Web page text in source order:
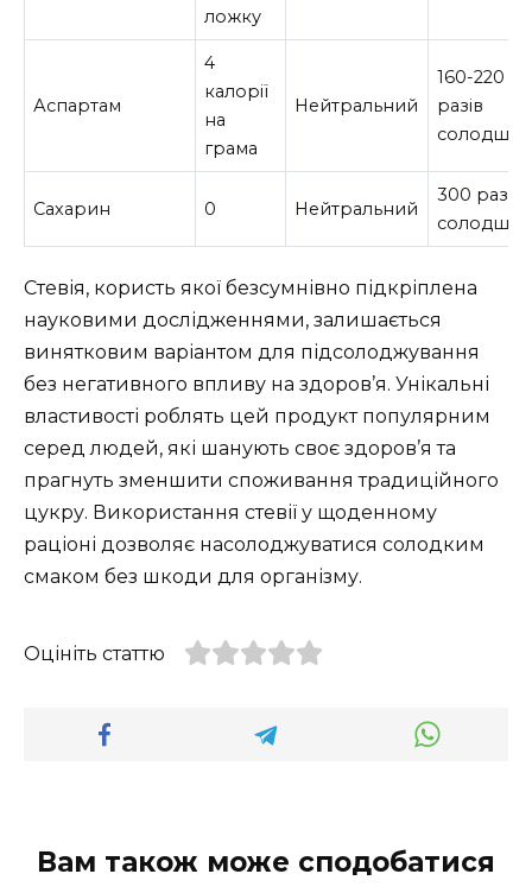
ложку
Аспартам
4
калорії
на
грама
Нейтральний
160-220
разів
Сахарин 0 Нейтральний
300 разів
Стевія, користь якої безсумнівно підкріплена
науковими дослідженнями, залишається
винятковим варіантом для підсолоджування
без негативного впливу на здоров’я. Унікальні
властивості роблять цей продукт популярним
серед людей, які шанують своє здоров’я та
прагнуть зменшити споживання традиційного
цукру. Використання стевії у щоденному
раціоні дозволяє насолоджуватися солодким
смаком без шкоди для організму.
Оцініть статтю
Вам також може сподобатися